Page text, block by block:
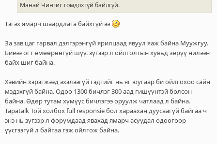
Манай Чингис гомдохгүй байлгүй.
Тэгэх ямарч шаардлага байхгүй ээ
За зав цаг гарвал дэлгэрэнгүй ярилцаад явуул яаж байна Муужгуу.
Биеээ огт өмөөрөөгүй шүү. зүгээр л ойлголтын хувьд зөрүү нилээн
байх шиг байна.
Хэвийн хэрэгжээд эхэлээгүй гэдгийг нь яг юугаар би ойлгохоо сайн
мэдэхгүй байна. Одоо 1300 бичлэг 300 аад гишүүнтэй болсон
байна. Өдөр тутам хүмүүс бичлэгээ оруулж чатлаад л байна.
Tapatalk Той холбох full responsie бол хараахан дуусаагүй байгаа ч
энэ нь зүгээр л форумдаад явахад ямарч асуудал одоогоор
үүсгээгүй л байгаа гэж ойлгож байна.